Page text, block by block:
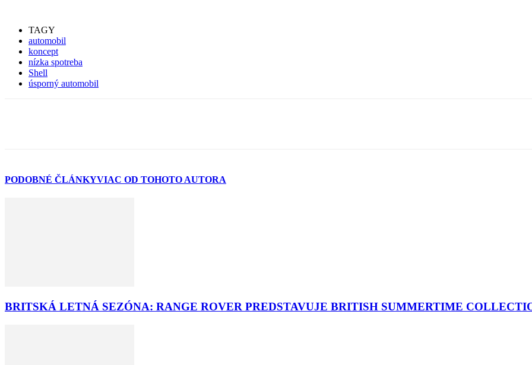
TAGY
automobil
koncept
nízka spotreba
Shell
úsporný automobil
PODOBNÉ ČLÁNKYVIAC OD TOHOTO AUTORA
BRITSKÁ LETNÁ SEZÓNA: RANGE ROVER PREDSTAVUJE BRITISH SUMMERTIME